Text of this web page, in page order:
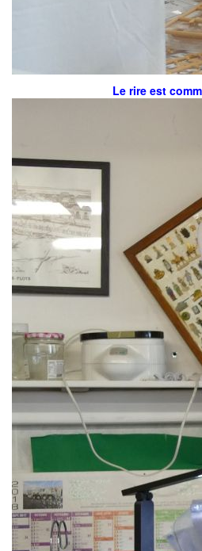
Le rire est